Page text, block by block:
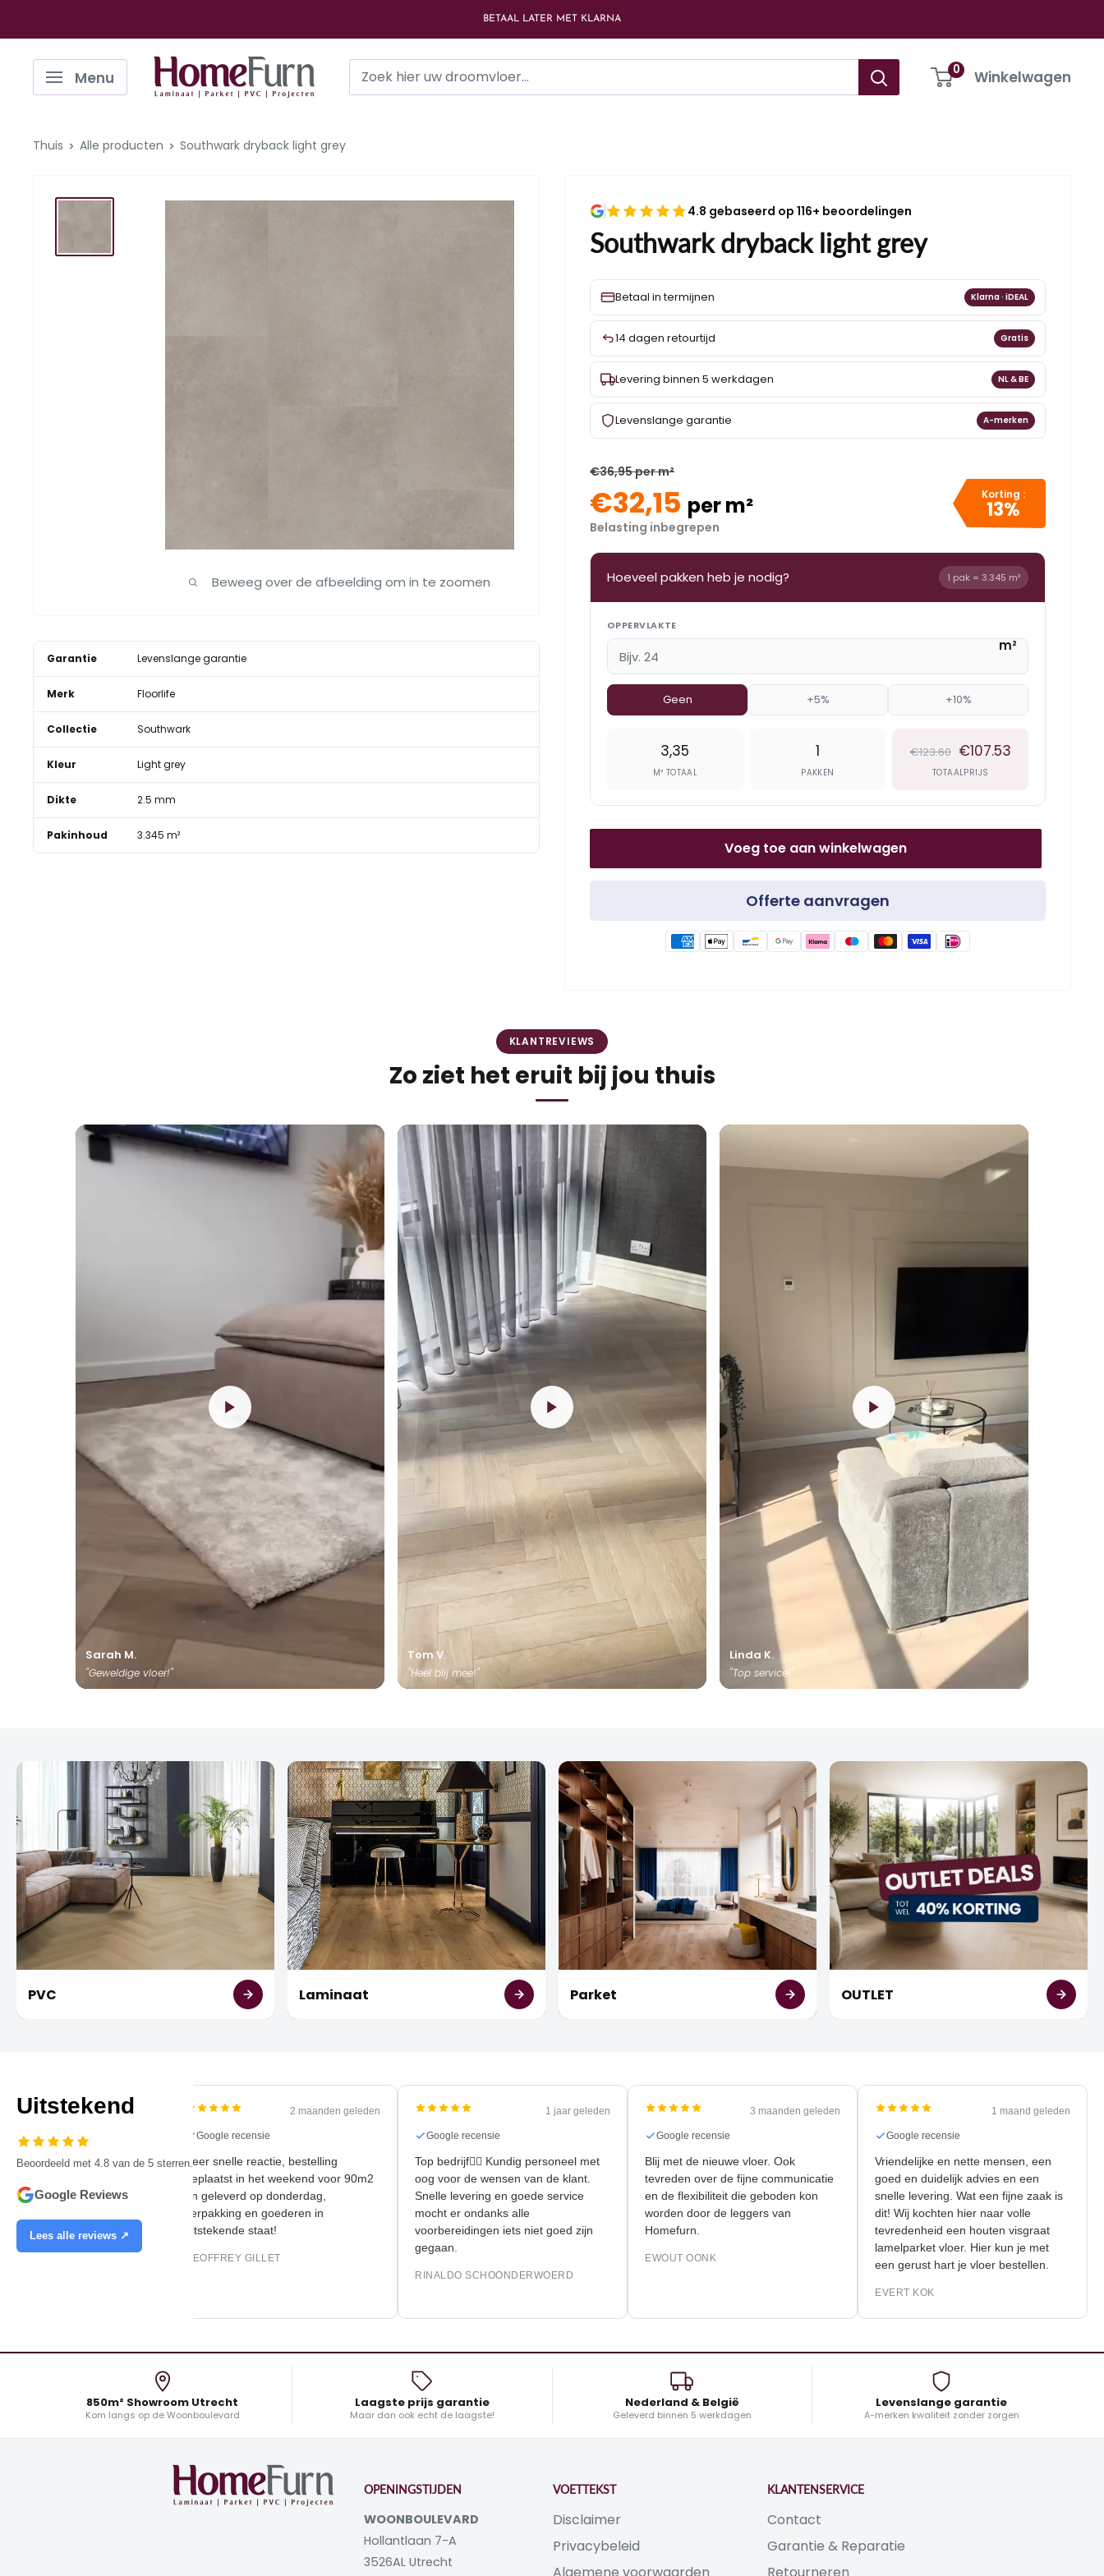
naar
BETAAL LATER MET KLARNA
Menu
Homefurn 0 Winkelwagen
Thuis Alle producten Southwark dryback light grey
Beweeg over de afbeelding om in te zoomen
Garantie Levenslange garantie
Merk Floorlife
Collectie Southwark
Kleur Light grey
Dikte 2.5 mm
Pakinhoud 3.345 m²
4.8 gebaseerd op 116+ beoordelingen
Southwark dryback light grey
Betaal in termijnen Klarna · iDEAL
14 dagen retourtijd Gratis
Levering binnen 5 werkdagen NL & BE
Levenslange garantie A-merken
€36,95 per m²
€32,15 per m²
Belasting inbegrepen
Korting :
13%
Hoeveel pakken heb je nodig? 1 pak = 3.345 m²
OPPERVLAKTE
m²
Geen +5% +10%
3,35
M² TOTAAL
1
PAKKEN
€123.60 €107.53
TOTAALPRIJS
Voeg toe aan winkelwagen
Offerte aanvragen
KLANTREVIEWS
Zo ziet het eruit bij jou thuis
Sarah M.
"Geweldige vloer!"
Tom V.
"Heel blij mee!"
Linda K.
"Top service!"
PVC Laminaat Parket OUTLET
Uitstekend
Beoordeeld met 4.8 van de 5 sterren.
Google Reviews
Lees alle reviews ↗
2 maanden geleden
Google recensie
Zeer snelle reactie, bestelling
geplaatst in het weekend voor 90m2
en geleverd op donderdag,
verpakking en goederen in
uitstekende staat!
GEOFFREY GILLET
1 jaar geleden
Google recensie
Top bedrijf👍🏻 Kundig personeel met
oog voor de wensen van de klant.
Snelle levering en goede service
mocht er ondanks alle
voorbereidingen iets niet goed zijn
gegaan.
RINALDO SCHOONDERWOERD
3 maanden geleden
Google recensie
Blij met de nieuwe vloer. Ook
tevreden over de fijne communicatie
en de flexibiliteit die geboden kon
worden door de leggers van
Homefurn.
EWOUT OONK
1 maand geleden
Google recensie
Vriendelijke en nette mensen, een
goed en duidelijk advies en een
snelle levering. Wat een fijne zaak is
dit! Wij kochten hier naar volle
tevredenheid een houten visgraat
lamelparket vloer. Hier kun je met
een gerust hart je vloer bestellen.
EVERT KOK
850m² Showroom Utrecht
Kom langs op de Woonboulevard
Laagste prijs garantie
Maar dan ook echt de laagste!
Nederland & België
Geleverd binnen 5 werkdagen
Levenslange garantie
A-merken kwaliteit zonder zorgen
OPENINGSTIJDEN
WOONBOULEVARD
Hollantlaan 7-A
3526AL Utrecht
VOETTEKST
Disclaimer
Privacybeleid
KLANTENSERVICE
Contact
Garantie & Reparatie